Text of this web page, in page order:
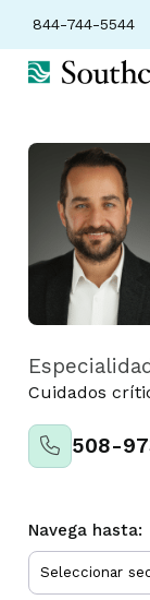
844-744-5544
Cuidados
508-
Navega hasta: